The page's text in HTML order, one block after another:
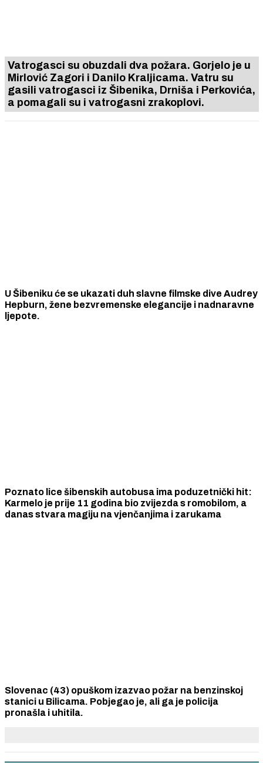
Vatrogasci su obuzdali dva požara. Gorjelo je u
Mirlović Zagori i Danilo Kraljicama. Vatru su
gasili vatrogasci iz Šibenika, Drniša i Perkovića,
a pomagali su i vatrogasni zrakoplovi.
U Šibeniku će se ukazati duh slavne filmske dive Audrey
Hepburn, žene bezvremenske elegancije i nadnaravne
ljepote.
Poznato lice šibenskih autobusa ima poduzetnički hit:
Karmelo je prije 11 godina bio zvijezda s romobilom, a
danas stvara magiju na vjenčanjima i zarukama
Slovenac (43) opuškom izazvao požar na benzinskoj
stanici u Bilicama. Pobjegao je, ali ga je policija
pronašla i uhitila.